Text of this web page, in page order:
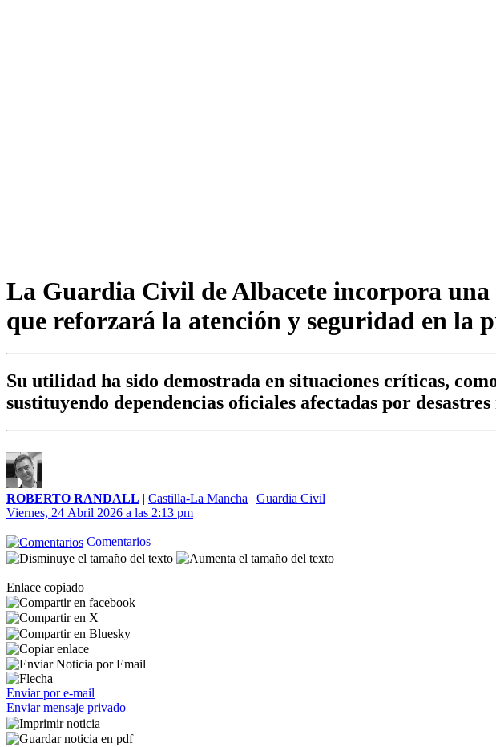
La Guardia Civil de Albacete incorpora
que reforzará la atención y seguridad en la
Su utilidad ha sido demostrada en situaciones críticas,
sustituyendo dependencias oficiales afectadas por
ROBERTO RANDALL | Castilla-La Mancha | Guardia Civil
Viernes, 24 Abril 2026 a las 2:13 pm
Comentarios
Enlace copiado
Enviar por e-mail
Enviar mensaje privado